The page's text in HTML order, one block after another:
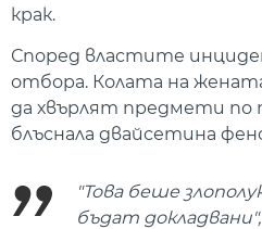
крак.
Според властите
отбора. Колата на
да хвърлят предмети по
блъснала двайсетина
"Това беше
бъдат